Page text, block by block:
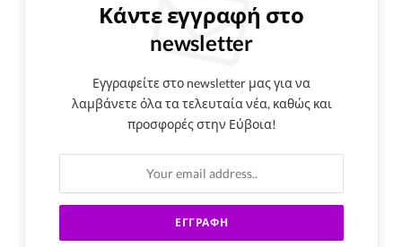
Κάντε εγγραφή στο
newsletter
Εγγραφείτε στο newsletter μας για να
λαμβάνετε όλα τα τελευταία νέα, καθώς και
προσφορές στην Εύβοια!